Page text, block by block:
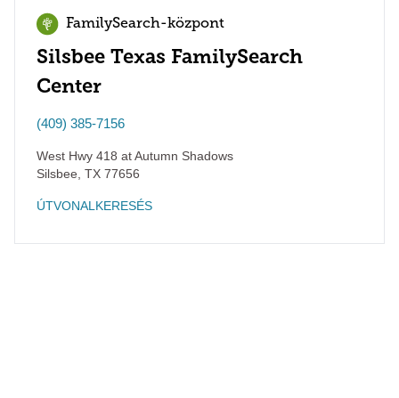
FamilySearch-központ
Silsbee Texas FamilySearch
Center
(409) 385-7156
West Hwy 418 at Autumn Shadows
Silsbee TX 77656
ÚTVONALKERESÉS